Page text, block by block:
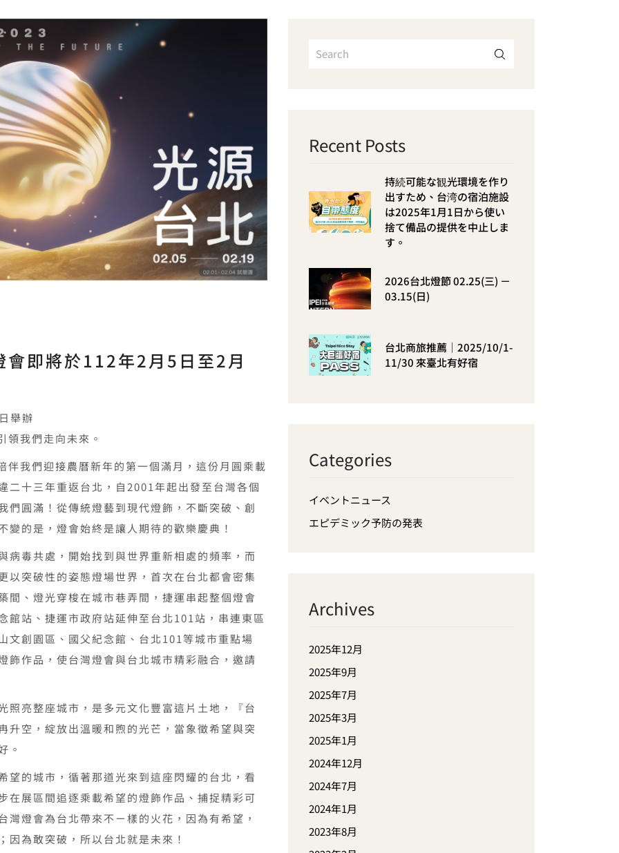
即將於112年2月5日至2月
舉辦
我們走向未來。
我們迎接農曆新年的第一個滿月，這份月圓乘載
二十三年重返台北，自2001年起出發至台灣各個
們圓滿！從傳統燈藝到現代燈飾，不斷突破、創
的是，燈會始終是讓人期待的歡樂慶典！
病毒共處，開始找到與世界重新相處的頻率，而
以突破性的姿態燈場世界，首次在台北都會密集
間、燈光穿梭在城市巷弄間，捷運串起整個燈會
館站、捷運市政府站延伸至台北101站，串連東區
文創園區、國父紀念館、台北101等城市重點場
飾作品，使台灣燈會與台北城市精彩融合，邀請
照亮整座城市，是多元文化豐富這片土地，『台
升空，綻放出溫暖和煦的光芒，當象徵希望與突
。
望的城市，循著那道光來到這座閃耀的台北，看
在展區間追逐乘載希望的燈飾作品、捕捉精彩可
燈會為台北帶來不ㄧ樣的火花，因為有希望，
為敢突破，所以台北就是未來！
Recent Posts
持続可能な観光環境を作り
出すため、台湾の宿泊施設
は2025年1月1日から使い
捨て備品の提供を中止しま
す。
2026台北燈節 02.25(三) －
03.15(日)
台北商旅推薦｜2025/10/1-
11/30 來臺北有好宿
Categories
イベントニュース
エピデミック予防の発表
Archives
2025年12月
2025年9月
2025年7月
2025年3月
2025年1月
2024年12月
2024年7月
2024年1月
2023年8月